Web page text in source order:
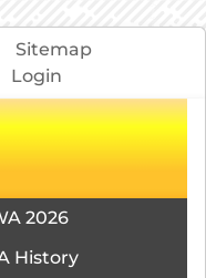
Sitemap
Login
2026
History